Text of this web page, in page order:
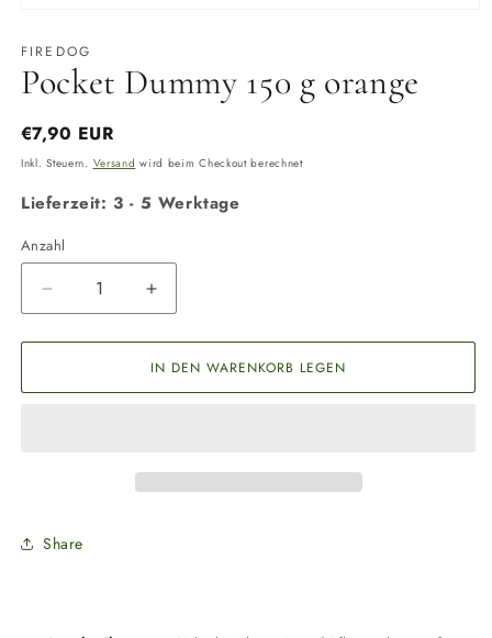
in
öffnen
FIREDOG
Pocket Dummy 150 g orange
Normaler
Preis
€7,90 EUR
Inkl. Steuern. Versand wird beim Checkout berechnet
Lieferzeit: 3 - 5 Werktage
Anzahl
Anzahl
Verringere
die
Menge
Pocket
Erhöhe
die
Menge
für
Pocket
IN DEN WARENKORB LEGEN
Share